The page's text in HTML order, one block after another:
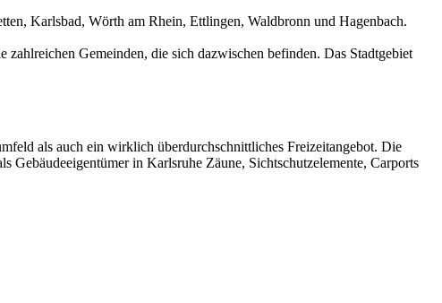
Karlsbad, Wörth am Rhein, Ettlingen, Waldbronn und Hagenbach.
Gemeinden, die sich dazwischen befinden. Das Stadtgebiet
als auch ein wirklich überdurchschnittliches Freizeitangebot. Die
Gebäudeeigentümer in Karlsruhe Zäune, Sichtschutzelemente, Carports